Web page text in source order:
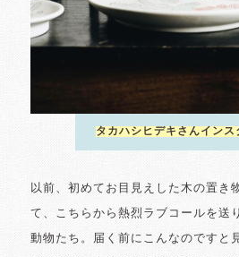
タカハシヒデキさんインス
以前、初めてお目見えした木の置き
て、こちらから熱烈ラブコールを送
動物たち。届く前にこんなのですと